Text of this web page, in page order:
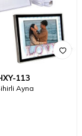
113
Ayna